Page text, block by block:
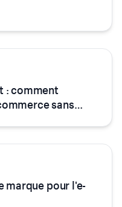
: comment
sans
marque pour l'e-